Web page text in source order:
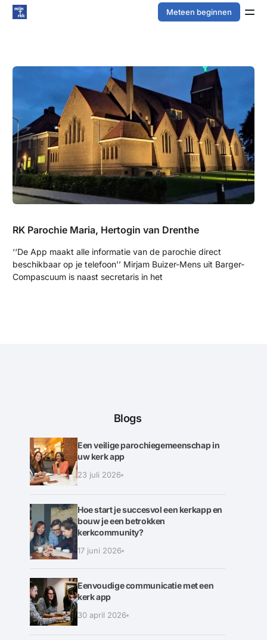
Meteen beginnen
RK Parochie Maria, Hertogin van Drenthe
‘‘De App maakt alle informatie van de parochie direct
beschikbaar op je telefoon’’ Mirjam Buizer-Mens uit Barger-
Compascuum is naast secretaris in het
Blogs
Een veilige parochiegemeenschap in
uw kerk app
23 juli 2026
Hoe start je succesvol een kerkapp en
bouw je een betrokken
kerkcommunity?
17 juni 2026
Eenvoudige communicatie met een
kerk app
30 april 2026